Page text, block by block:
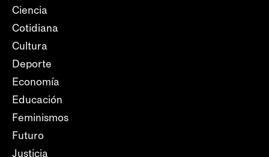
Ciencia
Cotidiana
Cultura
Deporte
Economía
Educación
Feminismos
Futuro
Justicia